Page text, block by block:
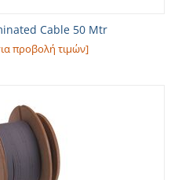
Cable 50 Mtr
προβολή τιμών]